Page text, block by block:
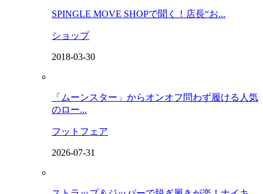
SPINGLE MOVE SHOPで聞く！店長“お...
ショップ
2018-03-30
「ムーンスター」からオンオフ問わず履ける人気
のロー...
フットフェア
2026-07-31